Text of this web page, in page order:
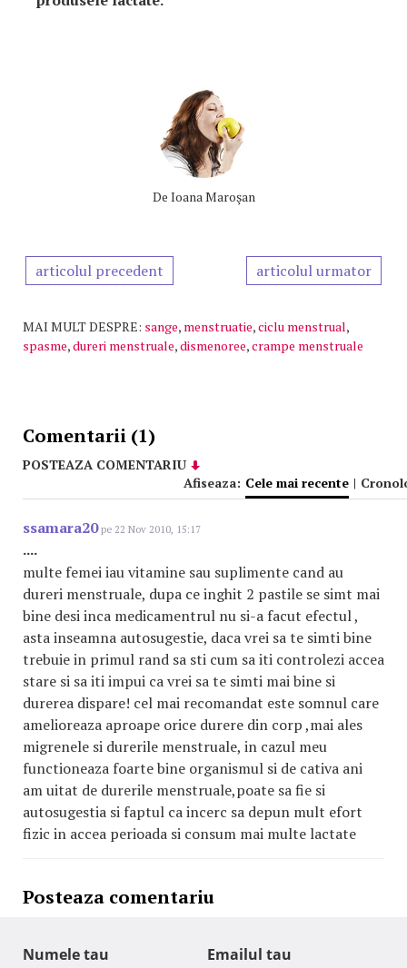
De Ioana Maroşan
articolul precedent articolul urmator
MAI MULT DESPRE: sange, menstruatie,ciclu menstrual,
spasme,dureri menstruale,dismenoree,crampe menstruale
Comentarii (1)
POSTEAZA COMENTARIU
Afiseaza: Cele mai recente |
ssamara20pe 22 Nov 2010, 15:17
....
multe femei iau vitamine sau suplimente cand au
dureri menstruale, dupa ce inghit 2 pastile se simt mai
bine desi inca medicamentrul nu si-a facut efectul ,
asta inseamna autosugestie, daca vrei sa te simti bine
trebuie in primul rand sa sti cum sa iti controlezi accea
stare si sa iti impui ca vrei sa te simti mai bine si
durerea dispare! cel mai recomandat este somnul care
amelioreaza aproape orice durere din corp ,mai ales
migrenele si durerile menstruale, in cazul meu
functioneaza foarte bine organismul si de cativa ani
am uitat de durerile menstruale,poate sa fie si
autosugestia si faptul ca incerc sa depun mult efort
fizic in accea perioada si consum mai multe lactate
Posteaza comentariu
Numele tau Emailul tau